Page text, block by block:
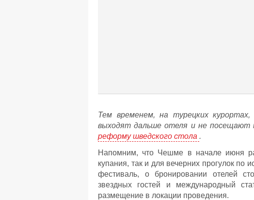
Тем временем, на турецких
выходят дальше отеля и не
реформу шведского стола .
Напомним, что Чешме в начале июня
купания, так и для вечерних прогулок по
фестиваль, о бронировании отелей
звездных гостей и международный
размещение в локации проведения.